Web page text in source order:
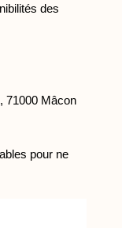
des
71000 Mâcon
pour ne